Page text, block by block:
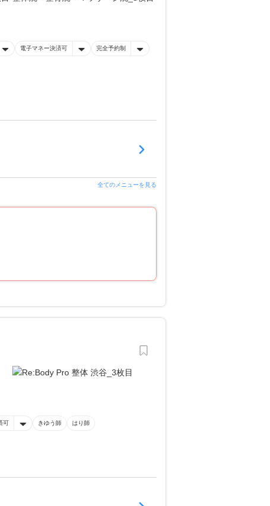
電子マネー決済可 完全予約制
全てのメニューを見る
可 きゆう師 はり師